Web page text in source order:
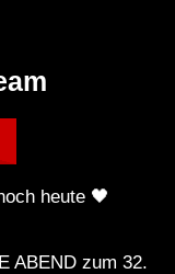
heute 🖤
ABEND zum 32.